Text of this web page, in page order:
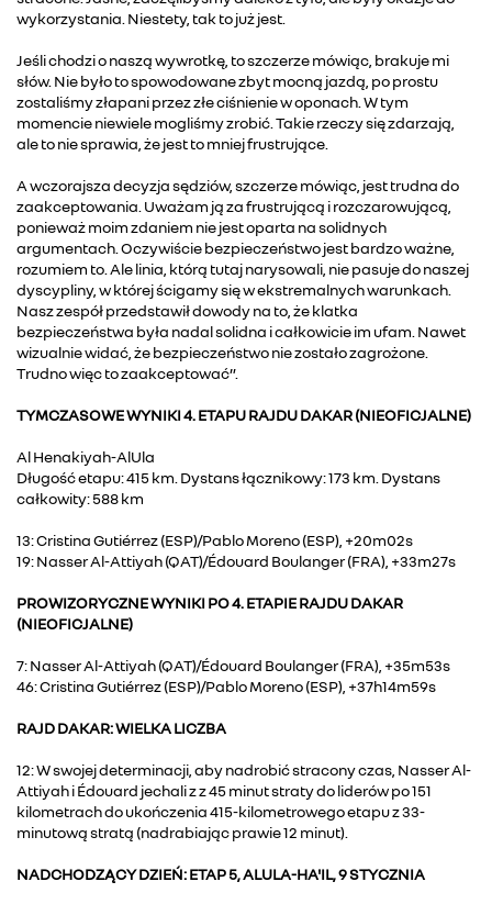
wykorzystania. Niestety, tak to już jest.
Jeśli chodzi o naszą wywrotkę, to szczerze mówiąc, brakuje mi
słów. Nie było to spowodowane zbyt mocną jazdą, po prostu
zostaliśmy złapani przez złe ciśnienie w oponach. W tym
momencie niewiele mogliśmy zrobić. Takie rzeczy się zdarzają,
ale to nie sprawia, że jest to mniej frustrujące.
A wczorajsza decyzja sędziów, szczerze mówiąc, jest trudna do
zaakceptowania. Uważam ją za frustrującą i rozczarowującą,
ponieważ moim zdaniem nie jest oparta na solidnych
argumentach. Oczywiście bezpieczeństwo jest bardzo ważne,
rozumiem to. Ale linia, którą tutaj narysowali, nie pasuje do naszej
dyscypliny, w której ścigamy się w ekstremalnych warunkach.
Nasz zespół przedstawił dowody na to, że klatka
bezpieczeństwa była nadal solidna i całkowicie im ufam. Nawet
wizualnie widać, że bezpieczeństwo nie zostało zagrożone.
Trudno więc to zaakceptować”.
TYMCZASOWE WYNIKI 4. ETAPU RAJDU DAKAR (NIEOFICJALNE)
Al Henakiyah-AlUla
Długość etapu: 415 km. Dystans łącznikowy: 173 km. Dystans
całkowity: 588 km
13: Cristina Gutiérrez (ESP)/Pablo Moreno (ESP), +20m02s
19: Nasser Al-Attiyah (QAT)/Édouard Boulanger (FRA), +33m27s
PROWIZORYCZNE WYNIKI PO 4. ETAPIE RAJDU DAKAR
(NIEOFICJALNE)
7: Nasser Al-Attiyah (QAT)/Édouard Boulanger (FRA), +35m53s
46: Cristina Gutiérrez (ESP)/Pablo Moreno (ESP), +37h14m59s
RAJD DAKAR: WIELKA LICZBA
12: W swojej determinacji, aby nadrobić stracony czas, Nasser Al-
Attiyah i Édouard jechali z z 45 minut straty do liderów po 151
kilometrach do ukończenia 415-kilometrowego etapu z 33-
minutową stratą (nadrabiając prawie 12 minut).
NADCHODZĄCY DZIEŃ: ETAP 5, ALULA-HA'IL, 9 STYCZNIA